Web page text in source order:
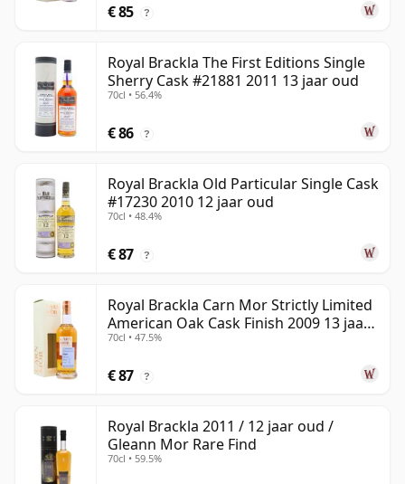
€ 85 ?
Royal Brackla The First Editions Single
Sherry Cask #21881 2011 13 jaar oud
70cl • 56.4%
€ 86 ?
Royal Brackla Old Particular Single Cask
#17230 2010 12 jaar oud
70cl • 48.4%
€ 87 ?
Royal Brackla Carn Mor Strictly Limited
American Oak Cask Finish 2009 13 jaar
oud
70cl • 47.5%
€ 87 ?
Royal Brackla 2011 / 12 jaar oud /
Gleann Mor Rare Find
70cl • 59.5%